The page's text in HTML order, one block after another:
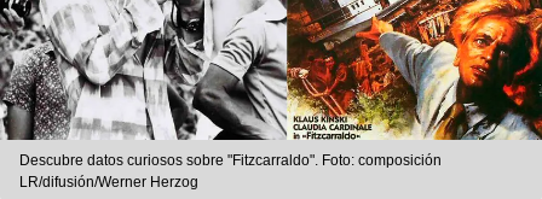
Descubre datos curiosos sobre "Fitzcarraldo". Foto: composición
LR/difusión/Werner Herzog